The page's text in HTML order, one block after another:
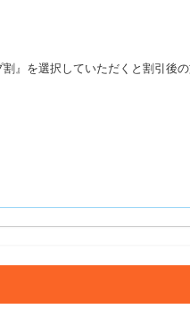
』を選択していただくと割引後